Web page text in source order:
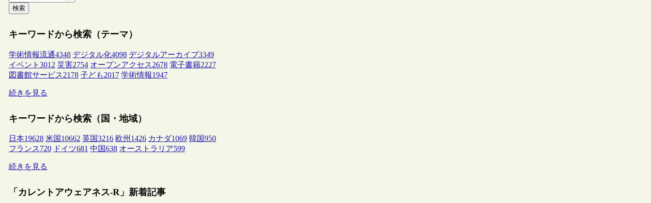
検索
キーワードから検索（テーマ）
学術情報流通4348 デジタル化4098 デジタルアーカイブ3349
イベント 3012 災害2754 オープンアクセス2678 電子書籍2227
図書館サービス2178 子ども2017 学術情報1947
続きを見る
キーワードから検索（国・地域）
日本19628 米国 10662 英国3216 欧州 1426 カナダ1069 韓国950
フランス720 ドイツ681 中国638 オーストラリア599
続きを見る
「カレントアウェアネス-R」新着記事